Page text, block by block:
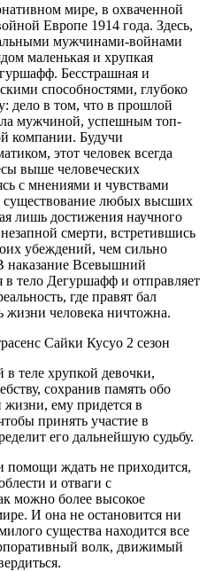
мире, в охваченной
Европе 1914 года. Здесь,
мужчинами-войнами
маленькая и хрупкая
Бесстрашная и
способностями, глубоко
дело в том, что в прошлой
мужчиной, успешным топ-
компании. Будучи
этот человек всегда
выше человеческих
с мнениями и чувствами
любых высших
лишь достижения научного
смерти, встретившись
убеждений, чем сильно
наказание Всевышний
в тело Дегуршафф и отправляет
где правят бал
жизни человека ничтожна.
Сайки Кусуо 2 сезон
теле хрупкой девочки,
сохранив память обо
ему придется в
принять участие в
его дальнейшую судьбу.
помощи ждать не приходится,
и отваги с
можно более высокое
И она не остановится ни
существа находится все
волк, движимый